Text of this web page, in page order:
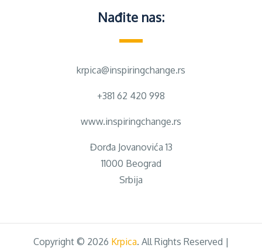
Nađite nas:
krpica@inspiringchange.rs
+381 62 420 998
www.inspiringchange.rs
Đorđa Jovanovića 13
11000 Beograd
Srbija
Copyright © 2026 Krpica. All Rights Reserved |